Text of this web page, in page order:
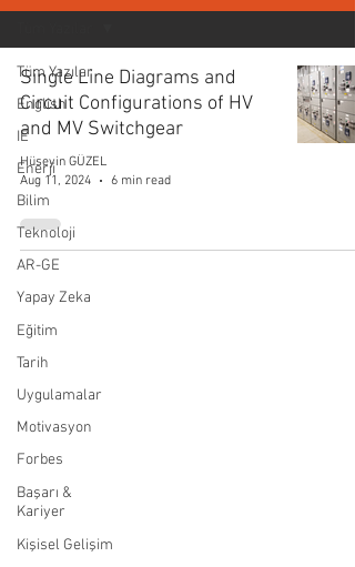
Tüm Yazılar
English
IE
Enerji
Bilim
Teknoloji
AR-GE
Yapay Zeka
Eğitim
Tarih
Uygulamalar
Motivasyon
Forbes
Başarı &
Kariyer
Kişisel Gelişim
Single Line Diagrams and
Circuit Configurations of HV
and MV Switchgear
Hüseyin GÜZEL
Aug 11, 2024
6 min read